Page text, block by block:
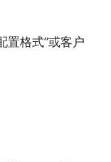
置格式”或客户